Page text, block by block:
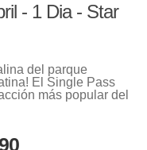
- 1 Dia - Star
del parque
El Single Pass
más popular del